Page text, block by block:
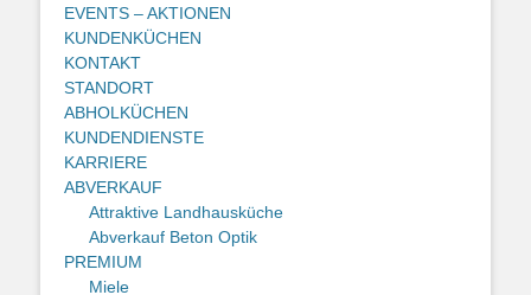
EVENTS – AKTIONEN
KUNDENKÜCHEN
KONTAKT
STANDORT
ABHOLKÜCHEN
KUNDENDIENSTE
KARRIERE
ABVERKAUF
Attraktive Landhausküche
Abverkauf Beton Optik
PREMIUM
Miele